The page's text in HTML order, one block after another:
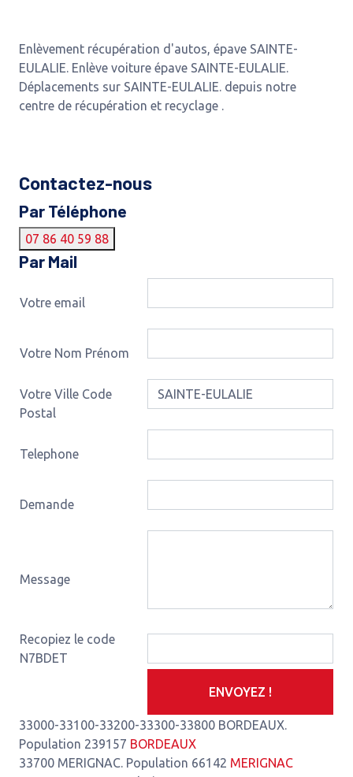
Enlèvement récupération d'autos, épave SAINTE-
EULALIE. Enlève voiture épave SAINTE-EULALIE.
Déplacements sur SAINTE-EULALIE. depuis notre
centre de récupération et recyclage .
Contactez-nous
Par Téléphone
07 86 40 59 88
Par Mail
Votre email
Votre Nom Prénom
Votre Ville Code
Postal
Telephone
Demande
Message
Recopiez le code
N7BDET
ENVOYEZ !
33000-33100-33200-33300-33800 BORDEAUX.
Population 239157 BORDEAUX
33700 MERIGNAC. Population 66142 MERIGNAC